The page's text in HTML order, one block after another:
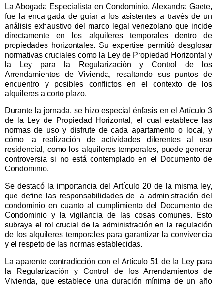
La Abogada Especialista en Condominio, Alexandra Gaete,
fue la encargada de guiar a los asistentes a través de un
análisis exhaustivo del marco legal venezolano que incide
directamente en los alquileres temporales dentro de
propiedades horizontales. Su expertise permitió desglosar
normativas cruciales como la Ley de Propiedad Horizontal y
la Ley para la Regularización y Control de los
Arrendamientos de Vivienda, resaltando sus puntos de
encuentro y posibles conflictos en el contexto de los
alquileres a corto plazo.
Durante la jornada, se hizo especial énfasis en el Artículo 3
de la Ley de Propiedad Horizontal, el cual establece las
normas de uso y disfrute de cada apartamento o local, y
cómo la realización de actividades diferentes al uso
residencial, como los alquileres temporales, puede generar
controversia si no está contemplado en el Documento de
Condominio.
Se destacó la importancia del Artículo 20 de la misma ley,
que define las responsabilidades de la administración del
condominio en cuanto al cumplimiento del Documento de
Condominio y la vigilancia de las cosas comunes. Esto
subraya el rol crucial de la administración en la regulación
de los alquileres temporales para garantizar la convivencia
y el respeto de las normas establecidas.
La aparente contradicción con el Artículo 51 de la Ley para
la Regularización y Control de los Arrendamientos de
Vivienda, que establece una duración mínima de un año